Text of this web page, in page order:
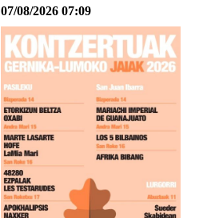
07/08/2026 07:09